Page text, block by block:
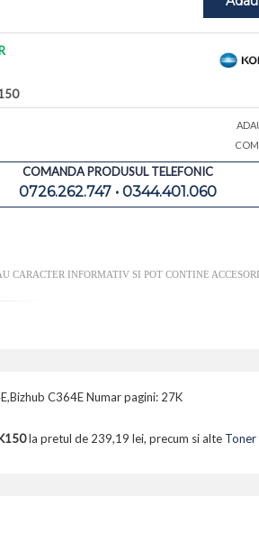
COMANDA PRODUSUL TELEFONIC
0726.262.747 • 0344.401.060
CARACTER INFORMATIV SI POT CONTINE
C364E Numar pagini: 27K
la pretul de 239,19 lei, precum si alte